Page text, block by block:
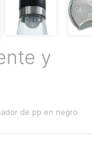
y
de pp en negro